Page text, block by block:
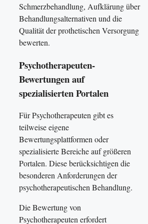
Schmerzbehandlung, Aufklärung über
Behandlungsalternativen und die
Qualität der prothetischen Versorgung
bewerten.
Psychotherapeuten-
Bewertungen auf
spezialisierten Portalen
Für Psychotherapeuten gibt es
teilweise eigene
Bewertungsplattformen oder
spezialisierte Bereiche auf größeren
Portalen. Diese berücksichtigen die
besonderen Anforderungen der
psychotherapeutischen Behandlung.
Die Bewertung von
Psychotherapeuten erfordert